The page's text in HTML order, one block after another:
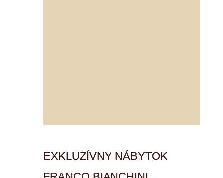
EXKLUZÍVNY NÁBYTOK